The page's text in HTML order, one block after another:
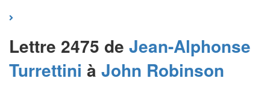
Lettre 2475 de Jean-Alphonse
Turrettini à John Robinson